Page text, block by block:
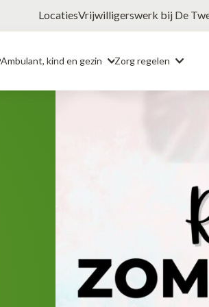
LocatiesVrijwilligerswerk bij De
Ambulant, kind en gezin Zorg regelen